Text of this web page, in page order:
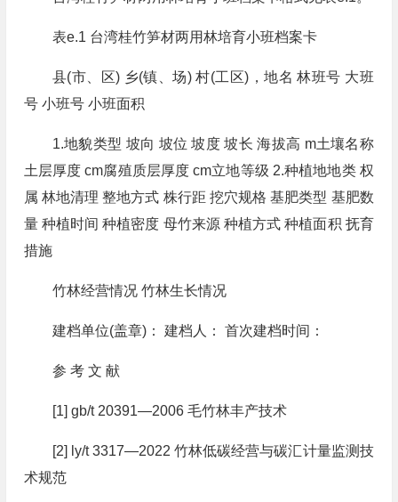
表e.1 台湾桂竹笋材两用林培育小班档案卡
县(市、区) 乡(镇、场) 村(工区)，地名 林班号 大班
号 小班号 小班面积
1.地貌类型 坡向 坡位 坡度 坡长 海拔高 m土壤名称
土层厚度 cm腐殖质层厚度 cm立地等级 2.种植地地类 权
属 林地清理 整地方式 株行距 挖穴规格 基肥类型 基肥数
量 种植时间 种植密度 母竹来源 种植方式 种植面积 抚育
措施
竹林经营情况 竹林生长情况
建档单位(盖章)： 建档人： 首次建档时间：
参 考 文 献
[1] gb/t 20391—2006 毛竹林丰产技术
[2] ly/t 3317—2022 竹林低碳经营与碳汇计量监测技
术规范